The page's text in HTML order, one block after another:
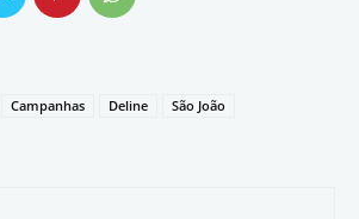
Campanhas Deline
São João